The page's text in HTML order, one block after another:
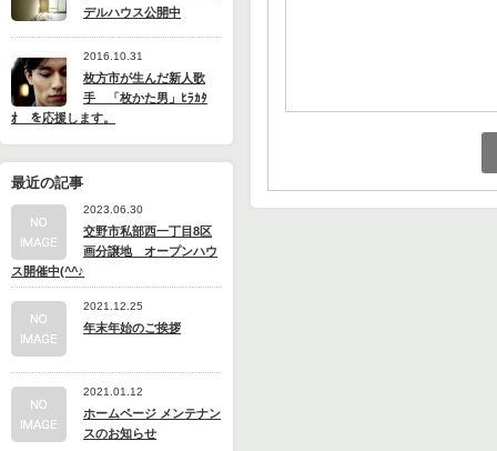
デルハウス公開中
2016.10.31
枚方市が生んだ新人歌
手 「枚かた男」ﾋﾗｶﾀ
ｵ を応援します。
最近の記事
2023.06.30
交野市私部西一丁目8区
画分譲地 オープンハウ
ス開催中(^^♪
2021.12.25
年末年始のご挨拶
2021.01.12
ホームページ メンテナン
スのお知らせ